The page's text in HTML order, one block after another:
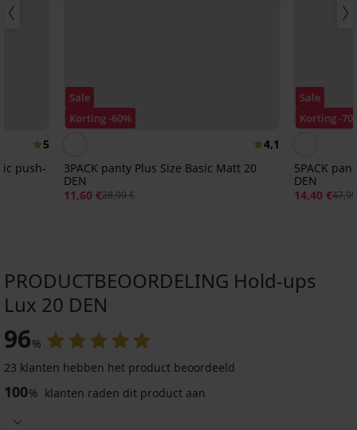
5
push-
Sale
Korting -60%
4,1
3PACK panty Plus Size Basic Matt 20
DEN
11,60 €28,99 €
Sale
Korting -
5PACK
DEN
14,40 €
PRODUCTBEOORDELING Hold-ups
Lux 20 DEN
96%
23 klanten hebben het product beoordeeld
100% klanten raden dit product aan